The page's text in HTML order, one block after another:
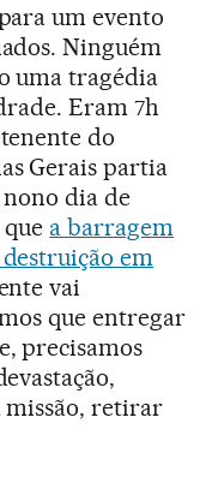
um evento
Ninguém
uma tragédia
Eram 7h
do
Gerais partia
dia de
a barragem
em
vai
que entregar
precisamos
missão, retirar